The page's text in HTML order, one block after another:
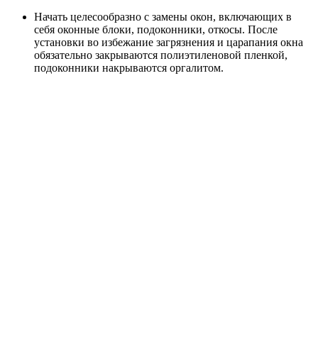
Начать целесообразно с замены окон, включающих в
себя оконные блоки, подоконники, откосы. После
установки во избежание загрязнения и царапания окна
обязательно закрываются полиэтиленовой пленкой,
подоконники накрываются оргалитом.